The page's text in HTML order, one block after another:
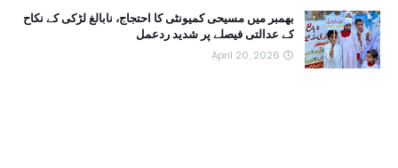
بھمبر میں مسیحی کمیونٹی کا احتجاج، نابالغ لڑکی کے نکاح
کے عدالتی فیصلے پر شدید ردعمل
April 20, 2026